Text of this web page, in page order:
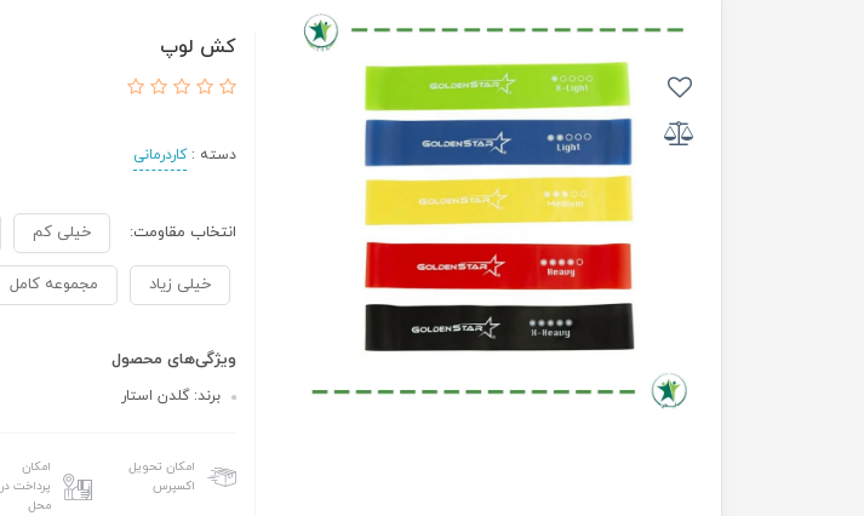
کش لوپ
دسته :کاردرمانی
انتخاب مقاومت: خیلی کم
خیلی زیاد مجموعه کامل
ویژگی‌های محصول
برند: گلدن استار
امکان تحویل
اکسپرس
امکان
پرداخت در
محل